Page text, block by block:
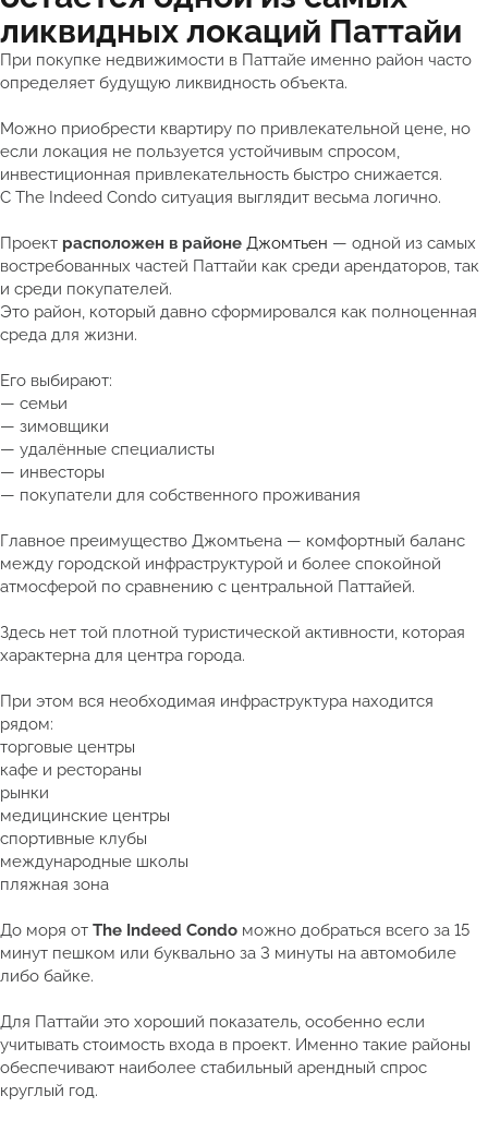
ликвидных локаций Паттайи
При покупке недвижимости в Паттайе именно район часто
определяет будущую ликвидность объекта.
Можно приобрести квартиру по привлекательной цене, но
если локация не пользуется устойчивым спросом,
инвестиционная привлекательность быстро снижается.
С The Indeed Condo ситуация выглядит весьма логично.
Проект расположен в районе Джомтьен — одной из самых
востребованных частей Паттайи как среди арендаторов, так
и среди покупателей.
Это район, который давно сформировался как полноценная
среда для жизни.
Его выбирают:
— семьи
— зимовщики
— удалённые специалисты
— инвесторы
— покупатели для собственного проживания
Главное преимущество Джомтьена — комфортный баланс
между городской инфраструктурой и более спокойной
атмосферой по сравнению с центральной Паттайей.
Здесь нет той плотной туристической активности, которая
характерна для центра города.
При этом вся необходимая инфраструктура находится
рядом:
торговые центры
кафе и рестораны
рынки
медицинские центры
спортивные клубы
международные школы
пляжная зона
До моря от The Indeed Condo можно добраться всего за 15
минут пешком или буквально за 3 минуты на автомобиле
либо байке.
Для Паттайи это хороший показатель, особенно если
учитывать стоимость входа в проект. Именно такие районы
обеспечивают наиболее стабильный арендный спрос
круглый год.